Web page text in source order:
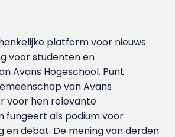
platform voor nieuws
voor studenten en
Avans Hoge­school. Punt
van Avans
voor hen relevante
fungeert als podium voor
en debat. De mening van derden